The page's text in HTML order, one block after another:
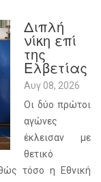
Διπλή
νίκη επί
της
Ελβετίας
Αυγ 08, 2026
Οι δύο πρώτοι
αγώνες
έκλεισαν με
θετικό
τόσο η Εθνική